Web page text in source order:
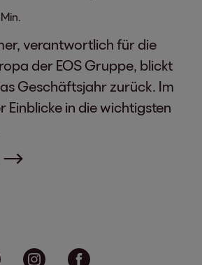
verantwortlich für die
der EOS Gruppe, blickt
Geschäftsjahr zurück. Im
Einblicke in die wichtigsten
Links - Artikel teilen
Linkedin Instagram